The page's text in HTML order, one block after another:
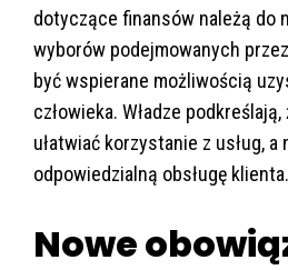
dotyczące finansów należą do
wyborów podejmowanych
być wspierane możliwością
człowieka. Władze
ułatwiać korzystanie z usług, a
odpowiedzialną obsługę klienta.
Nowe